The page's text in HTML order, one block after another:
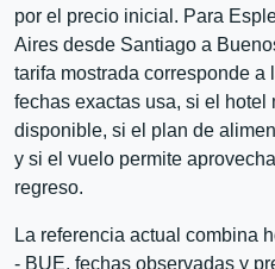
por el precio inicial. Para
Aires desde Santiago a
tarifa mostrada corresponde a
fechas exactas usa, si el
disponible, si el plan de
y si el vuelo permite
regreso.
La referencia actual combina
- BUE, fechas observadas y